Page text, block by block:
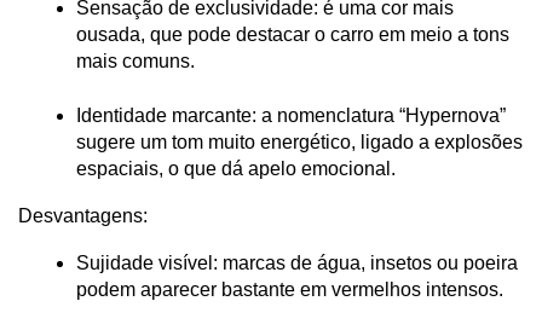
Sensação de exclusividade: é uma cor mais
ousada, que pode destacar o carro em meio a tons
mais comuns.
Identidade marcante: a nomenclatura “Hypernova”
sugere um tom muito energético, ligado a explosões
espaciais, o que dá apelo emocional.
Desvantagens:
Sujidade visível: marcas de água, insetos ou poeira
podem aparecer bastante em vermelhos intensos.